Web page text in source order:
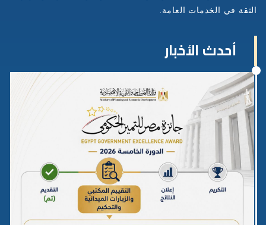
الثقة في الخدمات العامة
أحدث الأخبار